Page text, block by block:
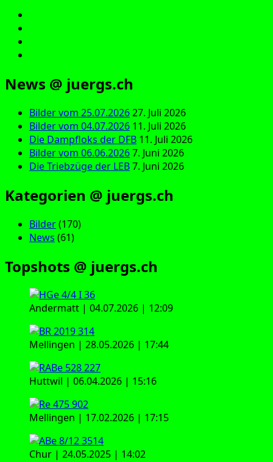
News @ juergs.ch
Bilder vom 25.07.202627. Juli 2026
Bilder vom 04.07.2026 11. Juli 2026
Die Dampfloks der DFB 11. Juli 2026
Bilder vom 06.06.20267. Juni 2026
Die Triebzüge der LEB7. Juni 2026
Kategorien @ juergs.ch
Bilder(170)
News (61)
Topshots @ juergs.ch
Andermatt | 04.07.2026 | 12:09
Mellingen | 28.05.2026 | 17:44
Huttwil | 06.04.2026 | 15:16
Mellingen | 17.02.2026 | 17:15
Chur | 24.05.2025 | 14:02